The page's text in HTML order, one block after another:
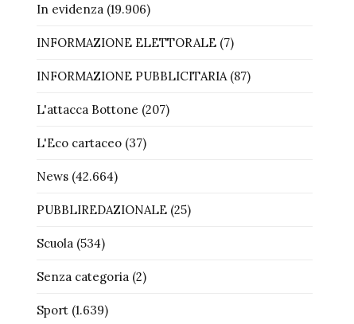
In evidenza(19.906)
INFORMAZIONE ELETTORALE(7)
INFORMAZIONE PUBBLICITARIA(87)
L'attacca Bottone (207)
L'Eco cartaceo(37)
News(42.664)
PUBBLIREDAZIONALE(25)
Scuola(534)
Senza categoria(2)
Sport(1.639)